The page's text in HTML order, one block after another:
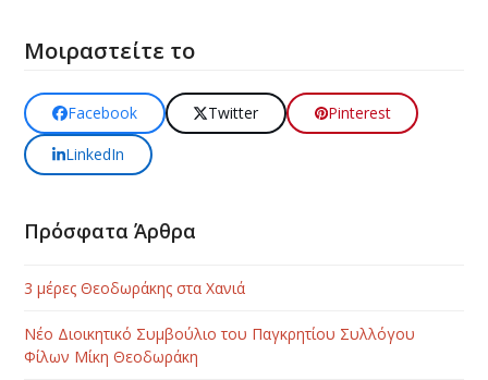
Μοιραστείτε το
Facebook Twitter
Pinterest
LinkedIn
Πρόσφατα Άρθρα
3 μέρες Θεοδωράκης στα Χανιά
Νέο Διοικητικό Συμβούλιο του Παγκρητίου Συλλόγου
Φίλων Μίκη Θεοδωράκη